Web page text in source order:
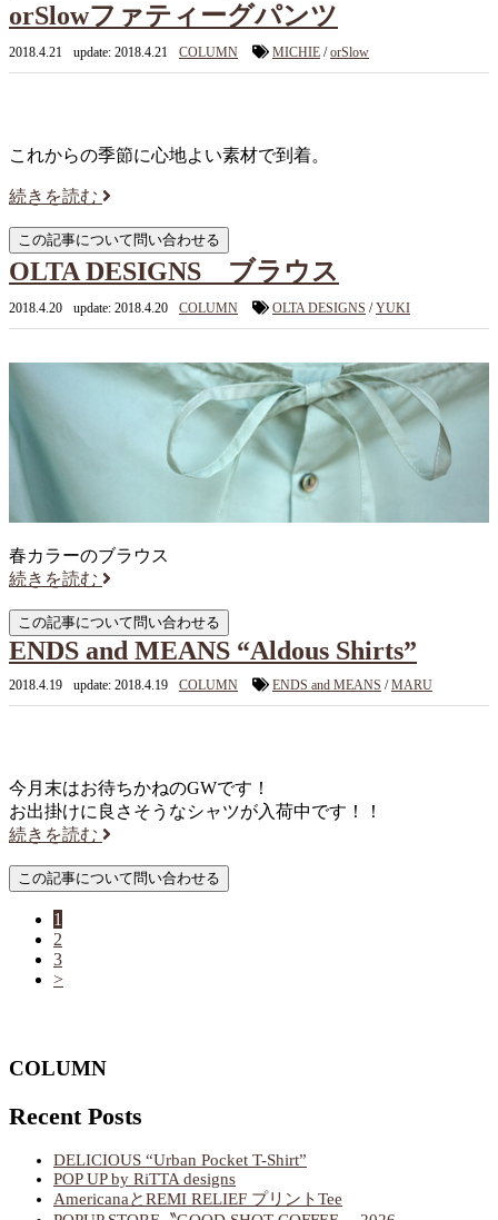
orSlowファティーグパンツ
2018.4.21 update: 2018.4.21 COLUMN MICHIE /orSlow
これからの季節に心地よい素材で到着。
続きを読む
OLTA DESIGNS ブラウス
2018.4.20 update: 2018.4.20 COLUMN OLTA DESIGNS /YUKI
春カラーのブラウス
続きを読む
ENDS and MEANS “Aldous Shirts”
2018.4.19 update: 2018.4.19 COLUMN ENDS and MEANS /MARU
今月末はお待ちかねのGWです！
お出掛けに良さそうなシャツが入荷中です！！
続きを読む
1
2
3
>
COLUMN
Recent Posts
DELICIOUS “Urban Pocket T-Shirt”
POP UP by RiTTA designs
AmericanaとREMI RELIEF プリントTee